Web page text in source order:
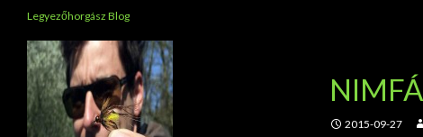
2015-09-27
Legyezőhorgász Blog